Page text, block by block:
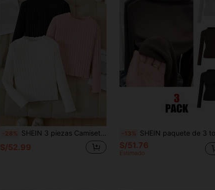
-28% SHEIN 3 piezas Camiseta de cuello alto con ribete de lechuga, unicolor, versátil y de uso casual para niña preadolescente
S/52.99
-13% SHEIN paquete de 3 tops de manga larga de punto con cuello alto ajustados para niñas preadolescentes, camisetas básicas para capas en otoño/invierno, corsé negro, corsé
S/51.76
Estimado
+S/203.97